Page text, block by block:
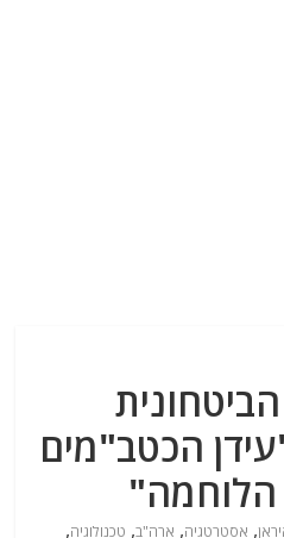
הכטב"מים
, אסטרטגיה, ארה"ב, טכנולוגיה,